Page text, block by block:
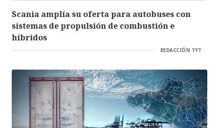
Scania amplía su oferta para autobuses con
sistemas de propulsión de combustión e
híbridos
REDACCIÓN TYT